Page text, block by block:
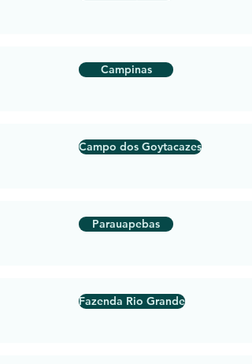
Campinas
Campo dos Goytacazes
Parauapebas
Fazenda Rio Grande